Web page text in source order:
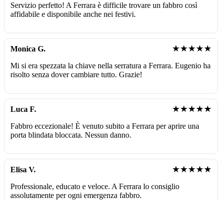
Servizio perfetto! A Ferrara è difficile trovare un fabbro così
affidabile e disponibile anche nei festivi.
Monica G. ★★★★★
Mi si era spezzata la chiave nella serratura a Ferrara. Eugenio ha
risolto senza dover cambiare tutto. Grazie!
Luca F. ★★★★★
Fabbro eccezionale! È venuto subito a Ferrara per aprire una
porta blindata bloccata. Nessun danno.
Elisa V. ★★★★★
Professionale, educato e veloce. A Ferrara lo consiglio
assolutamente per ogni emergenza fabbro.